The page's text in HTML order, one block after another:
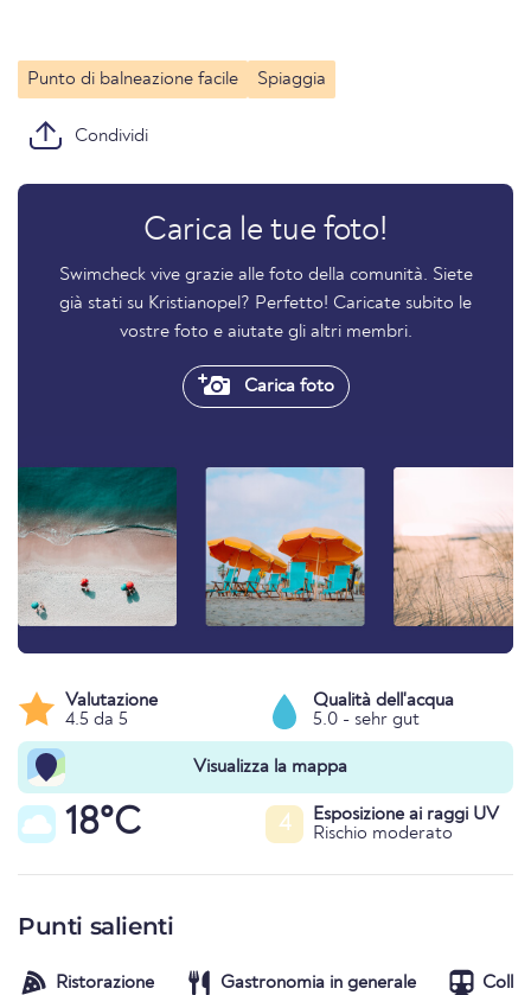
Punto di balneazione facile Spiaggia
Condividi
Carica le tue foto!
Swimcheck vive grazie alle foto della comunità. Siete
già stati su Kristianopel? Perfetto! Caricate subito le
vostre foto e aiutate gli altri membri.
Carica foto
Valutazione
4.5 da 5
Qualità dell'acqua
5.0 - sehr gut
Visualizza la mappa
18°C 4
Esposizione ai raggi UV
Rischio moderato
Punti salienti
Ristorazione Gastronomia in generale